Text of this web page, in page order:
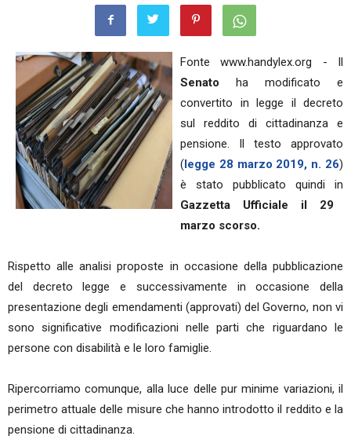
Fonte www.handylex.org - Il
Senato ha modificato e
convertito in legge il decreto
sul reddito di cittadinanza e
pensione. Il testo approvato
(legge 28 marzo 2019, n. 26)
è stato pubblicato quindi in
Gazzetta Ufficiale il 29
marzo scorso.
Rispetto alle analisi proposte in occasione della pubblicazione
del decreto legge e successivamente in occasione della
presentazione degli emendamenti (approvati) del Governo, non vi
sono significative modificazioni nelle parti che riguardano le
persone con disabilità e le loro famiglie.
Ripercorriamo comunque, alla luce delle pur minime variazioni, il
perimetro attuale delle misure che hanno introdotto il reddito e la
pensione di cittadinanza.